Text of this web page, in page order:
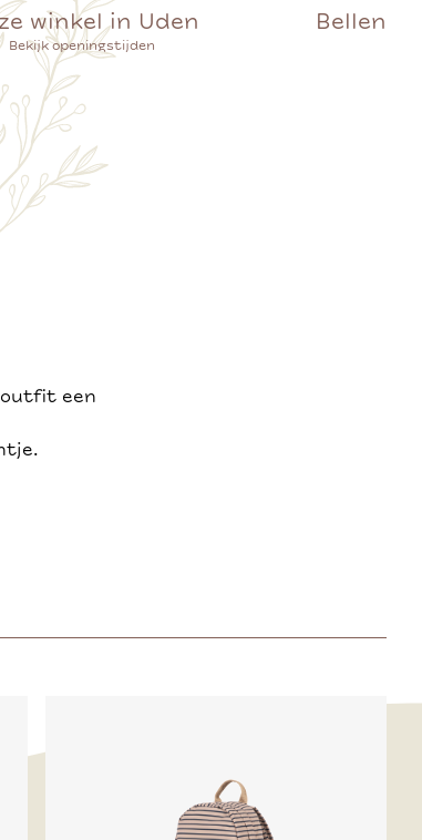
winkel in Uden
Bekijk openingstijden
Bellen
outfit een